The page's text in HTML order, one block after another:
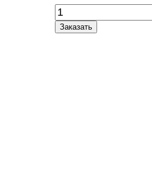
Заказать